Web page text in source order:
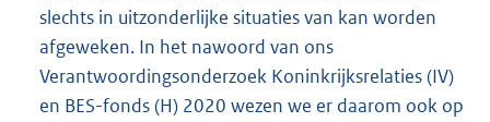
slechts in uitzonderlijke situaties van kan worden
afgeweken. In het nawoord van ons
Verantwoordingsonderzoek Koninkrijksrelaties (IV)
en BES-fonds (H) 2020 wezen we er daarom ook op